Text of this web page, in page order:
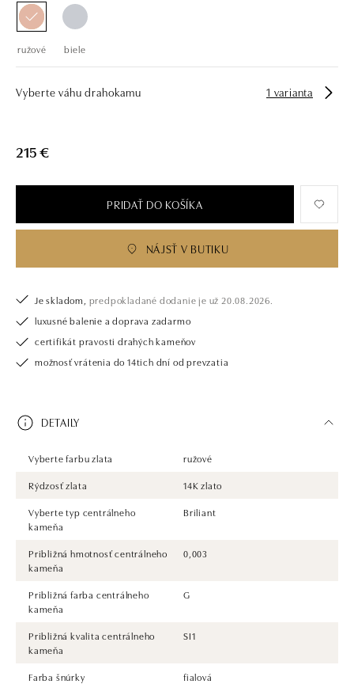
čase roste, jedná se tak o skvělou formu první investice, kterou pro své
děti uskutečníte.
Společnost ALO diamonds vyrábí v Čechách šperky z diamantů a
drahých kamenů už téměř 30 let. Každý šperk je tak originál a je také
zásnubní prsten nebo diamantový náramek či náhrdelník, nedarujete s
ružové biele
Vyberte váhu drahokamu 1 varianta
215 €
PRIDAŤ DO KOŠÍKA
NÁJSŤ V BUTIKU
Je skladom, predpokladané dodanie je už 20.08.2026.
luxusné balenie a doprava zadarmo
certifikát pravosti drahých kameňov
možnosť vrátenia do 14tich dní od prevzatia
DETAILY
Vyberte farbu zlata
ružové
Rýdzosť zlata
14K zlato
Vyberte typ centrálneho
kameňa
Briliant
Približná hmotnosť centrálneho
kameňa
0,003
Približná farba centrálneho
kameňa
G
Približná kvalita centrálneho
kameňa
SI1
Farba šnúrky
fialová